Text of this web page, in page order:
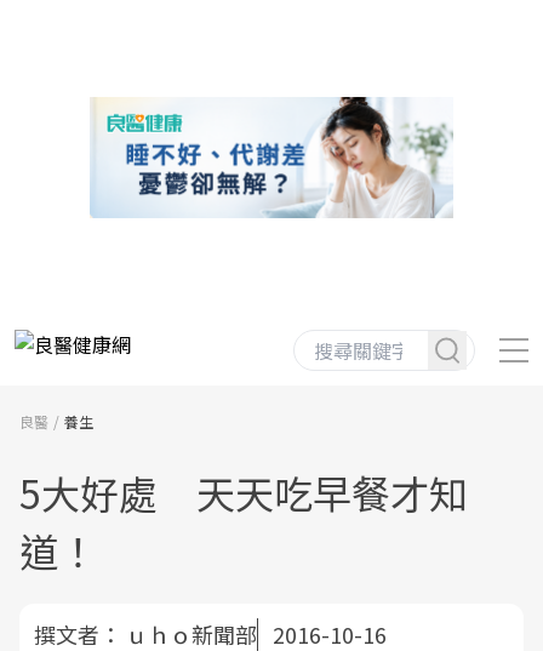
良醫 養生
5大好處 天天吃早餐才知
道！
撰文者： ｕｈｏ新聞部 2016-10-16